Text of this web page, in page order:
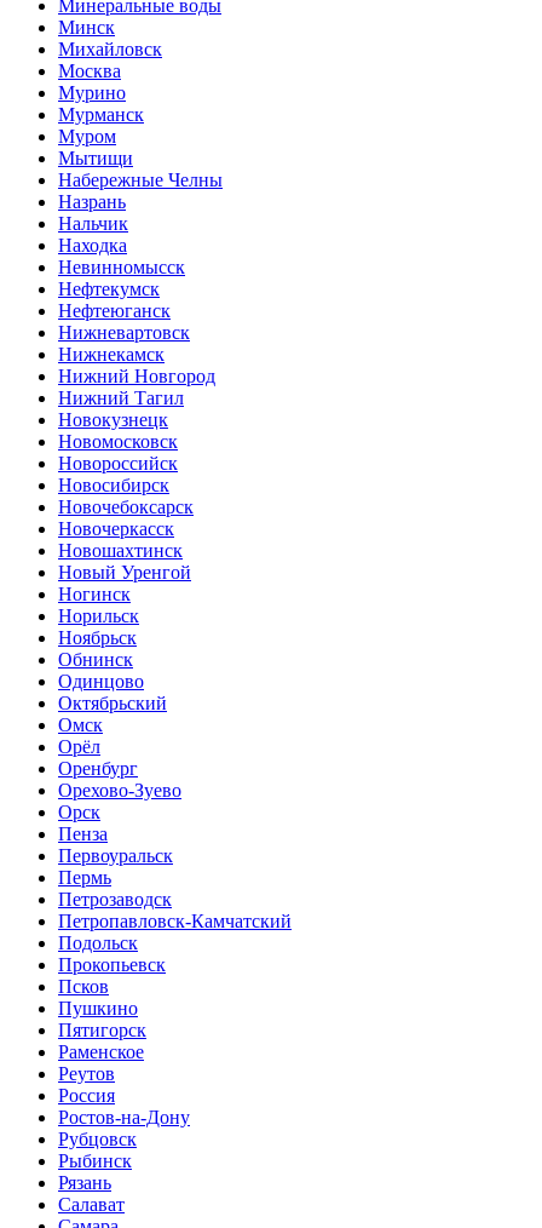
Минеральные воды
Минск
Михайловск
Москва
Мурино
Мурманск
Муром
Мытищи
Набережные Челны
Назрань
Нальчик
Находка
Невинномысск
Нефтекумск
Нефтеюганск
Нижневартовск
Нижнекамск
Нижний Новгород
Нижний Тагил
Новокузнецк
Новомосковск
Новороссийск
Новосибирск
Новочебоксарск
Новочеркасск
Новошахтинск
Новый Уренгой
Ногинск
Норильск
Ноябрьск
Обнинск
Одинцово
Октябрьский
Омск
Орёл
Оренбург
Орехово-Зуево
Орск
Пенза
Первоуральск
Пермь
Петрозаводск
Петропавловск-Камчатский
Подольск
Прокопьевск
Псков
Пушкино
Пятигорск
Раменское
Реутов
Россия
Ростов-на-Дону
Рубцовск
Рыбинск
Рязань
Салават